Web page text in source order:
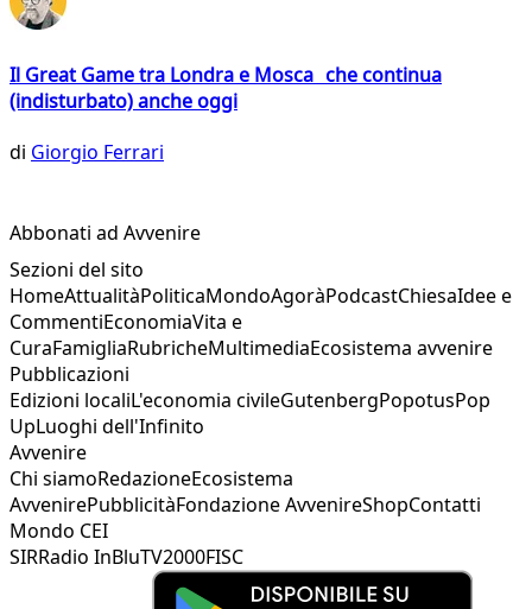
Il Great Game tra Londra e Mosca che continua
(indisturbato) anche oggi
di Giorgio Ferrari
Abbonati ad Avvenire
Sezioni del sito
HomeAttualitàPoliticaMondoAgoràPodcastChiesaIdee e
CommentiEconomiaVita e
CuraFamigliaRubricheMultimediaEcosistema avvenire
Pubblicazioni
Edizioni localiL'economia civileGutenbergPopotusPop
UpLuoghi dell'Infinito
Avvenire
Chi siamoRedazioneEcosistema
AvvenirePubblicitàFondazione AvvenireShopContatti
Mondo CEI
SIRRadio InBluTV2000FISC